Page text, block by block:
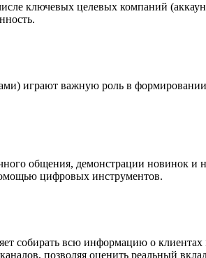
ключевых целевых компаний
играют важную роль в
общения, демонстрации новинок и
цифровых инструментов.
собирать всю информацию о
позволяя оценить реальный